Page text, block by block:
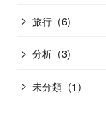
旅行 (6)
分析 (3)
未分類 (1)